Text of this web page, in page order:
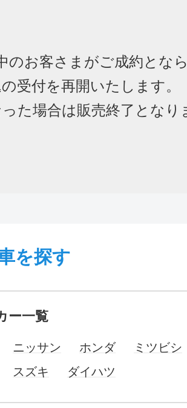
のお客さまがご成約とな
受付を再開いたします。
た場合は販売終了となり
を探す
ー一覧
ニッサン ホンダ
ミツビシ
スズキ ダイハツ